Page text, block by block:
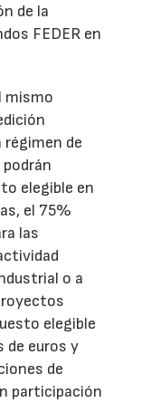
de la
FEDER en
mismo
de
elegible en
el 75%
las
o a
elegible
de euros y
de
participación